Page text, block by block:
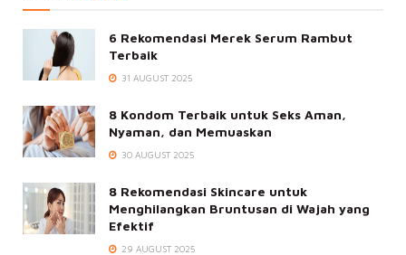
6 Rekomendasi Merek Serum Rambut
Terbaik
31 AUGUST 2025
8 Kondom Terbaik untuk Seks Aman,
Nyaman, dan Memuaskan
30 AUGUST 2025
8 Rekomendasi Skincare untuk
Menghilangkan Bruntusan di Wajah yang
Efektif
29 AUGUST 2025